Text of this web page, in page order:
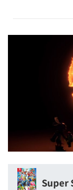
Super